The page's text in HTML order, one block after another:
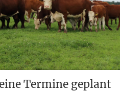
Termine geplant